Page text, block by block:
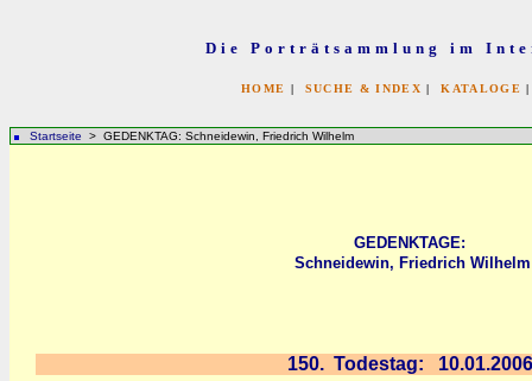
Die Porträtsammlung im
HOME | SUCHE & INDEX |KATALOGE
Startseite > GEDENKTAG: Schneidewin, Friedrich Wilhelm
GEDENKTAGE:
Schneidewin, Friedrich Wilhelm
150. Todestag: 10.01.2006